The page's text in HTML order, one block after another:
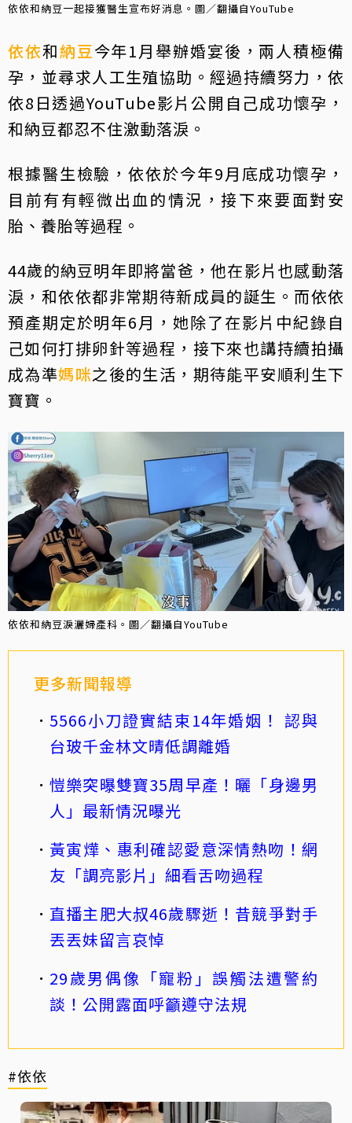
依依和納豆一起接獲醫生宣布好消息。圖／翻攝自YouTube
依依和納豆今年1月舉辦婚宴後，兩人積極備
孕，並尋求人工生殖協助。經過持續努力，依
依8日透過YouTube影片公開自己成功懷孕，
和納豆都忍不住激動落淚。
根據醫生檢驗，依依於今年9月底成功懷孕，
目前有有輕微出血的情況，接下來要面對安
胎、養胎等過程。
44歲的納豆明年即將當爸，他在影片也感動落
淚，和依依都非常期待新成員的誕生。而依依
預產期定於明年6月，她除了在影片中紀錄自
己如何打排卵針等過程，接下來也講持續拍攝
成為準媽咪之後的生活，期待能平安順利生下
寶寶。
依依和納豆淚灑婦產科。圖／翻攝自YouTube
更多新聞報導
5566小刀證實結束14年婚姻！ 認與
台玻千金林文晴低調離婚
愷樂突曝雙寶35周早產！曬「身邊男
人」最新情況曝光
黃寅燁、惠利確認愛意深情熱吻！網
友「調亮影片」細看舌吻過程
直播主肥大叔46歲驟逝！昔競爭對手
丟丟妹留言哀悼
29歲男偶像「寵粉」誤觸法遭警約
談！公開露面呼籲遵守法規
#依依